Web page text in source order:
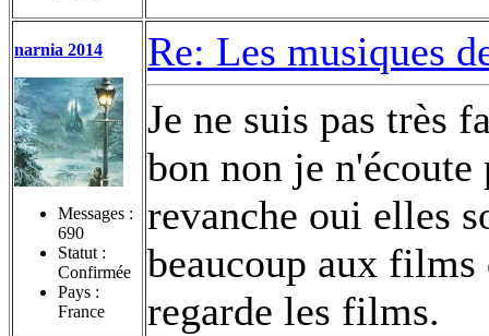
narnia 2014
Messages :
690
Statut :
Confirmée
Pays :
France
Re: Les musiques
Je ne suis pas très
bon non je n'écoute
revanche oui elles
beaucoup aux
regarde les films.